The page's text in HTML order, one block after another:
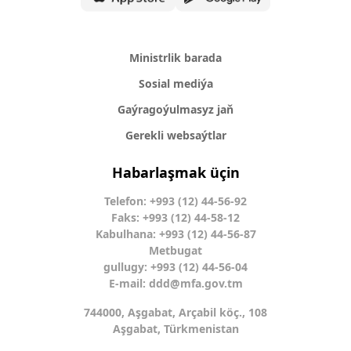
Ministrlik barada
Sosial mediýa
Gaýragoýulmasyz jaň
Gerekli websaýtlar
Habarlaşmak üçin
Telefon: +993 (12) 44-56-92
Faks: +993 (12) 44-58-12
Kabulhana: +993 (12) 44-56-87
Metbugat
gullugy: +993 (12) 44-56-04
E-mail: ddd@mfa.gov.tm
744000, Aşgabat, Arçabil köç., 108
Aşgabat, Türkmenistan